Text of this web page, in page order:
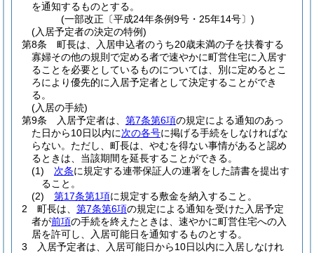
を通知するものとする。
(一部改正〔平成24年条例9号・25年14号〕)
(入居予定者の決定の特例)
第8条
町長は、入居申込者のうち20歳未満の子を扶養する
寡婦その他の規則で定める者で速やかに町営住宅に入居す
ることを必要としているものについては、別に定めるとこ
ろにより優先的に入居予定者として決定することができ
る。
(入居の手続)
第9条
入居予定者は、 第7条第6項の規定による通知のあっ
た日から10日以内に次の各号に掲げる手続をしなければな
らない。 ただし、町長は、やむを得ない事情があると認め
るときは、当該期間を延長することができる。
(1)
次条に規定する連帯保証人の連署をした請書を提出す
ること。
(2)
第17条第1項に規定する敷金を納入すること。
2
町長は、 第7条第6項の規定による通知を受けた入居予定
者が前項の手続を終えたときは、速やかに町営住宅への入
居を許可し、入居可能日を通知するものとする。
3
入居予定者は、入居可能日から10日以内に入居しなけれ